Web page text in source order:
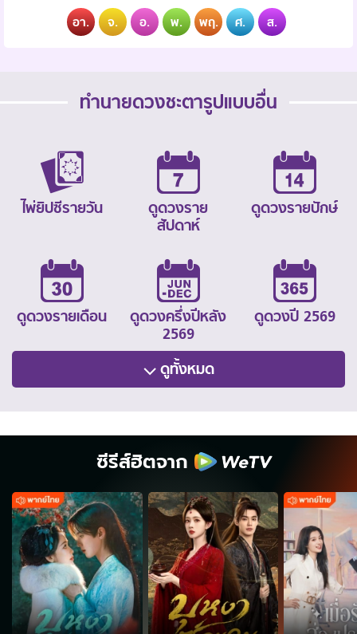
อา. จ. อ. พ. พฤ. ศ. ส.
ทำนายดวงชะตารูปแบบอื่น
ไพ่ยิปซีรายวัน
ดูดวงราย
สัปดาห์
ดูดวงรายปักษ์
ดูดวงรายเดือน
ดูดวงครึ่งปีหลัง
2569
ดูดวงปี 2569
ดูทั้งหมด
ซีรีส์ฮิตจาก